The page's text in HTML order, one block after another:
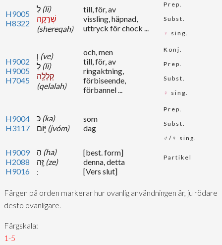
H9005
H8322
(li)
שְׁרֵקָ֥ה
(shereqah)
till, för, av
vissling, häpnad,
uttryck för chock ...
Prep.
Subst.
♀
sing.
H9002
H9005
H7045
(ve)
(li)
קְלָלָ֖ה
(qelalah)
och, men
till, för, av
ringaktning,
förbiseende,
förbannel ...
Konj.
Prep.
Subst.
♀
sing.
H9004
H3117
(ka)
(jvóm)
som
dag
Prep.
Subst.
♂/♀ sing.
H9009
H2088
H9016
(ha)
(ze)
[best. form]
denna, detta
[Vers slut]
Partikel
Färgen på orden markerar hur ovanlig användningen är, ju rödare
desto ovanligare.
Färgskala:
1-5